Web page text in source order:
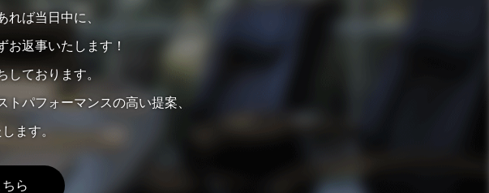
れば当日中に、
お返事いたします！
しております。
パフォーマンスの高い提案、
ます。
ら